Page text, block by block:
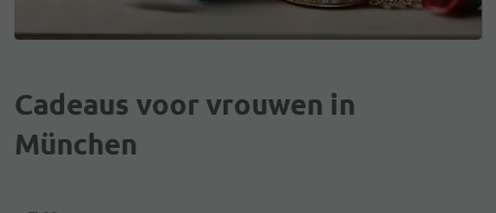
Cadeaus voor vrouwen in
München